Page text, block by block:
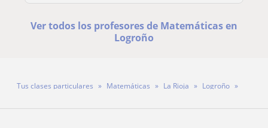
Ver todos los profesores de Matemáticas en
Logroño
Tus clases particulares Matemáticas La Rioja
Logroño